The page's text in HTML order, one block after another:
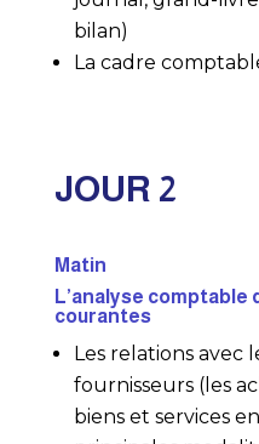
bilan)
La cadre
JOUR 2
Matin
L’analyse
courantes
Les relations avec
fournisseurs (les
biens et services